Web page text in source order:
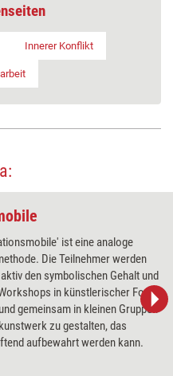
Innerer Konflikt
ist eine analoge
Die Teilnehmer werden
den symbolischen Gehalt und
in künstlerischer Form
gemeinsam in kleinen Gruppen
zu gestalten, das
aufbewahrt werden kann.